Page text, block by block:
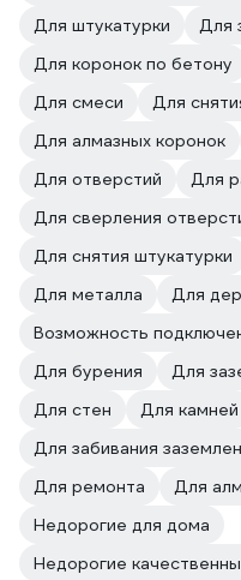
Для штукатурки
Для
Для коронок по бетону
Для смеси
Для
Для алмазных коронок
Для отверстий
Для
Для сверления
Для снятия штукатурки
Для металла
Для
Возможность
Для бурения
Для
Для стен
Для камней
Для забивания
Для ремонта
Для
Недорогие для дома
Недорогие